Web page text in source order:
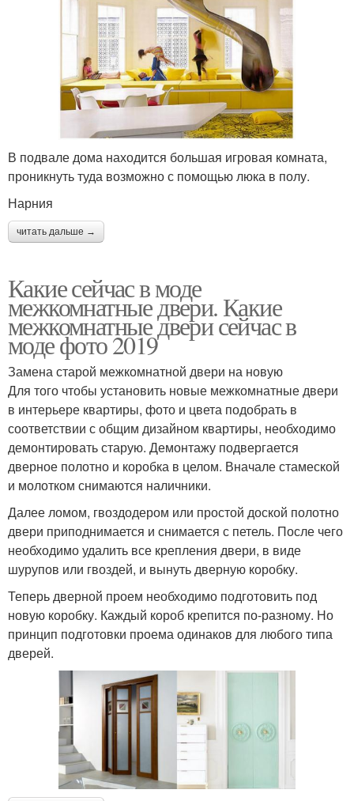
В подвале дома находится большая игровая комната,
проникнуть туда возможно с помощью люка в полу.
Нарния
читать дальше →
Какие сейчас в моде
межкомнатные двери. Какие
межкомнатные двери сейчас в
моде фото 2019
Замена старой межкомнатной двери на новую
Для того чтобы установить новые межкомнатные двери
в интерьере квартиры, фото и цвета подобрать в
соответствии с общим дизайном квартиры, необходимо
демонтировать старую. Демонтажу подвергается
дверное полотно и коробка в целом. Вначале стамеской
и молотком снимаются наличники.
Далее ломом, гвоздодером или простой доской полотно
двери приподнимается и снимается с петель. После чего
необходимо удалить все крепления двери, в виде
шурупов или гвоздей, и вынуть дверную коробку.
Теперь дверной проем необходимо подготовить под
новую коробку. Каждый короб крепится по-разному. Но
принцип подготовки проема одинаков для любого типа
дверей.